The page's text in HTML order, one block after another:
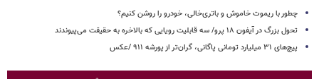
چطور با ریموت خاموش و باتری‌خالی، خودرو را روشن کنیم؟
تحول بزرگ در آیفون ۱۸ پرو/ سه قابلیت رویایی که بالاخره به حقیقت می‌پیوندند
پیچ‌های ۳۱ میلیارد تومانی پاگانی، گران‌تر از پورشه ۹۱۱ /عکس